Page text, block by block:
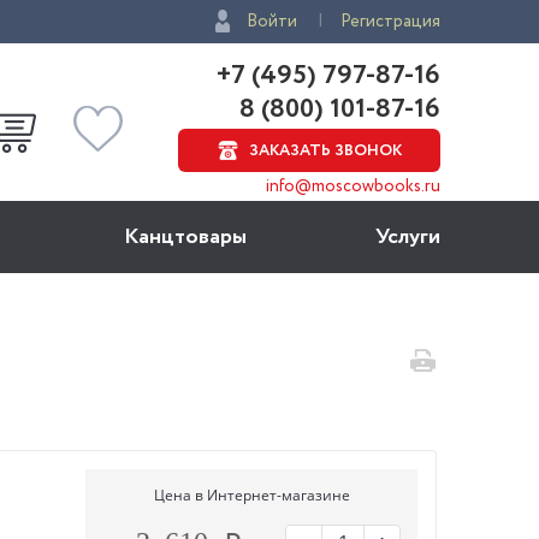
Войти Регистрация
+7 (495) 797-87-16
8 (800) 101-87-16
ЗАКАЗАТЬ ЗВОНОК
info@moscowbooks.ru
Канцтовары Услуги
Цена в Интернет-магазине